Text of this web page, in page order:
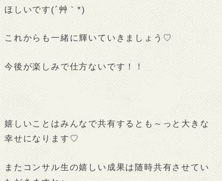
ほしいです(´艸｀*)
これからも一緒に輝いていきましょう♡
今後が楽しみで仕方ないです！！
嬉しいことはみんなで共有するとも～っと大きな
幸せになります♡
またコンサル生の嬉しい成果は随時共有させてい